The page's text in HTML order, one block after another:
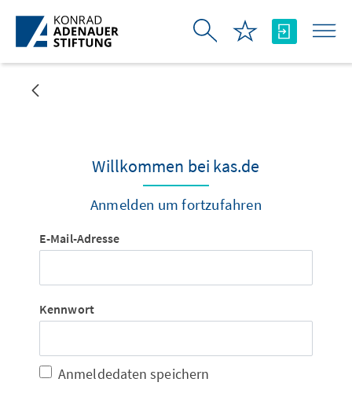
Zum Hauptinhalt springen
Willkommen bei kas.de
Anmelden um fortzufahren
E-Mail-Adresse
Kennwort
Anmeldedaten speichern